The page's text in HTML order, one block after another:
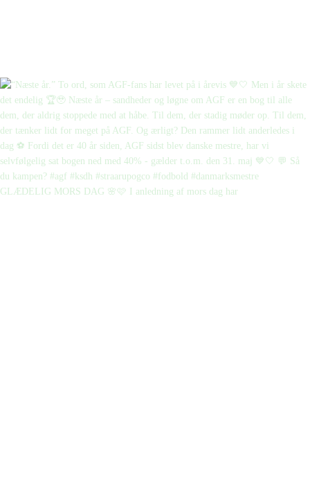
GLÆDELIG MORS DAG 🌸🩷 I anledning af mors dag har